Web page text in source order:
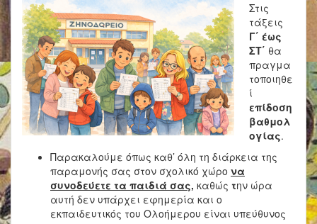
Στις
τάξεις
Γ΄ έως
ΣΤ΄ θα
πραγμα
τοποιηθε
ί
επίδοση
βαθμολ
ογίας.
Παρακαλούμε όπως καθ’ όλη τη διάρκεια της
παραμονής σας στον σχολικό χώρο να
συνοδεύετε τα παιδιά σας, καθώς την ώρα
αυτή δεν υπάρχει εφημερία και ο
εκπαιδευτικός του Ολοήμερου είναι υπεύθυνος